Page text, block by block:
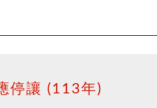
停讓 (113年)